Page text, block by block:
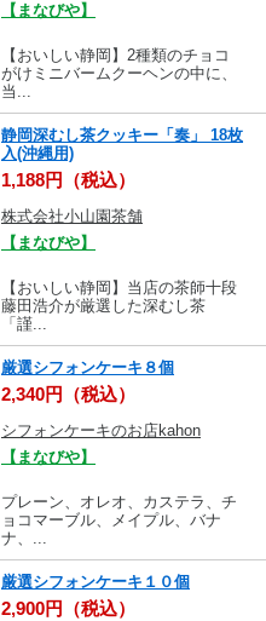
【まなびや】
【おいしい静岡】2種類のチョコ
がけミニバームクーヘンの中に、
当...
静岡深むし茶クッキー「奏」 18枚
入(沖縄用)
1,188円（税込）
株式会社小山園茶舗
【まなびや】
【おいしい静岡】当店の茶師十段
藤田浩介が厳選した深むし茶
「謹...
厳選シフォンケーキ８個
2,340円（税込）
シフォンケーキのお店kahon
【まなびや】
プレーン、オレオ、カステラ、チ
ョコマーブル、メイプル、バナ
ナ、...
厳選シフォンケーキ１０個
2,900円（税込）